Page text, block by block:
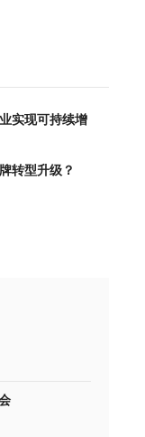
实现可持续增
转型升级？